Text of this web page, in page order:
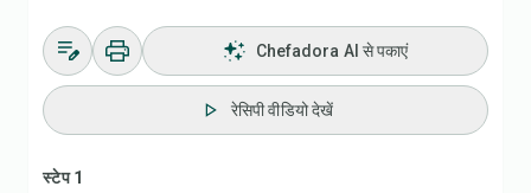
Chefadora AI से पकाएं
रेसिपी वीडियो देखें
स्टेप 1